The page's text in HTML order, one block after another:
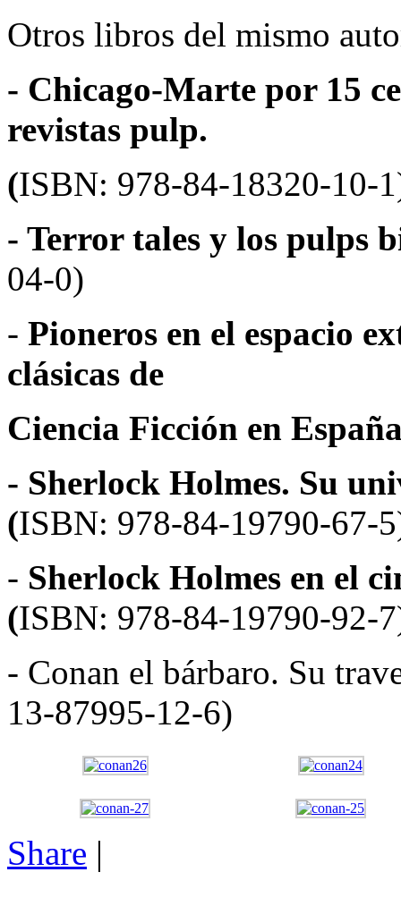
Otros libros del mismo
- Chicago-Marte por 15
revistas pulp.
(ISBN: 978-84-18320-10-
- Terror tales y los pulps
04-0)
- Pioneros en el espacio
clásicas de
Ciencia Ficción en
- Sherlock Holmes. Su
(ISBN: 978-84-19790-67-
- Sherlock Holmes en el
(ISBN: 978-84-19790-92-
- Conan el bárbaro. Su
13-87995-12-6)
Share |